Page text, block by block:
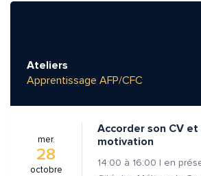
Ateliers
Apprentissage AFP/CFC
mer.
28
octobre
Accorder son CV
motivation
14:00 à 16:00 | en